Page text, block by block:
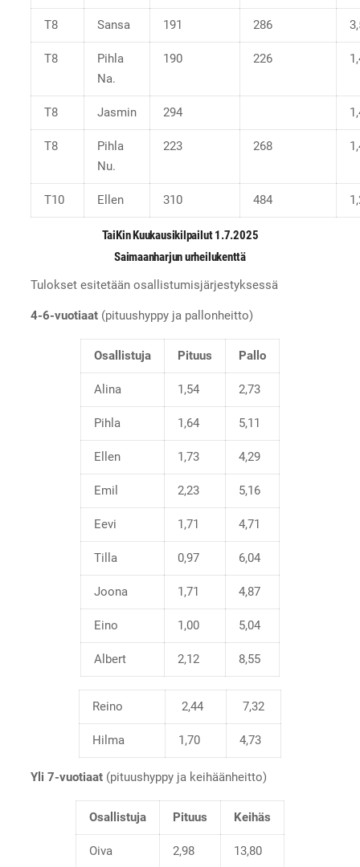
T8 Sansa 191 286
T8
Pihla
Na.
190 226
T8 Jasmin 294
T8
Pihla
Nu.
223 268
T10 Ellen 310 484
TaiKin Kuukausikilpailut 1.7.2025
Saimaanharjun urheilukenttä
Tulokset esitetään osallistumisjärjestyksessä
4-6-vuotiaat(pituushyppy ja pallonheitto)
Osallistuja Pituus Pallo
Alina 1,54 2,73
Pihla 1,64 5,11
Ellen 1,73 4,29
Emil 2,23 5,16
Eevi 1,71 4,71
Tilla 0,97 6,04
Joona 1,71 4,87
Eino 1,00 5,04
Albert 2,12 8,55
Reino 2,44 7,32
Hilma 1,70 4,73
Yli 7-vuotiaat(pituushyppy ja keihäänheitto)
Osallistuja Pituus Keihäs
Oiva 2,98 13,80